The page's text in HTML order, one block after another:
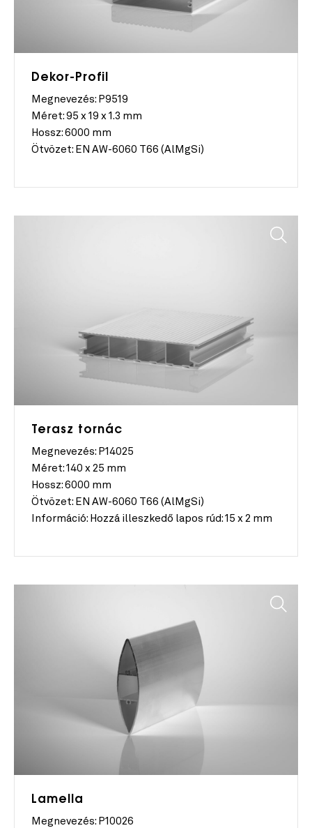
Dekor-Profil
Megnevezés: P9519
Méret: 95 x 19 x 1.3 mm
Hossz: 6000 mm
Ötvözet: EN AW-6060 T66 (AlMgSi)
Terasz tornác
Megnevezés: P14025
Méret: 140 x 25 mm
Hossz: 6000 mm
Ötvözet: EN AW-6060 T66 (AlMgSi)
Információ: Hozzá illeszkedő lapos rúd: 15 x 2 mm
Lamella
Megnevezés: P10026